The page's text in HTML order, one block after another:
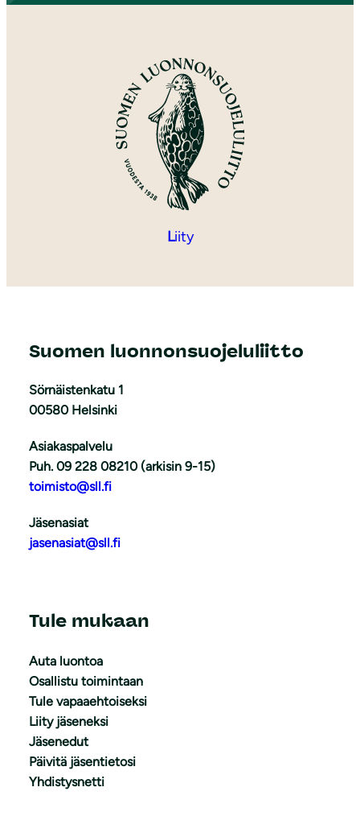
Liity
Suomen luonnonsuojeluliitto
Sörnäistenkatu 1
00580 Helsinki
Asiakaspalvelu
Puh. 09 228 08210 (arkisin 9-15)
toimisto@sll.fi
Jäsenasiat
jasenasiat@sll.fi
Tule mukaan
Auta luontoa
Osallistu toimintaan
Tule vapaaehtoiseksi
Liity jäseneksi
Jäsenedut
Päivitä jäsentietosi
Yhdistysnetti